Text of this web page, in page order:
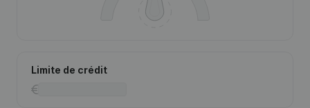
Limite de crédit